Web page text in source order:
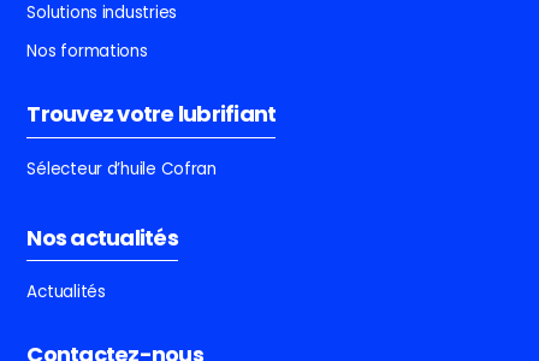
Solutions industries
Nos formations
Trouvez votre lubrifiant
Sélecteur d’huile Cofran
Nos actualités
Actualités
Contactez-nous